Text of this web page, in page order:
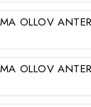
OLLOV
OLLOV